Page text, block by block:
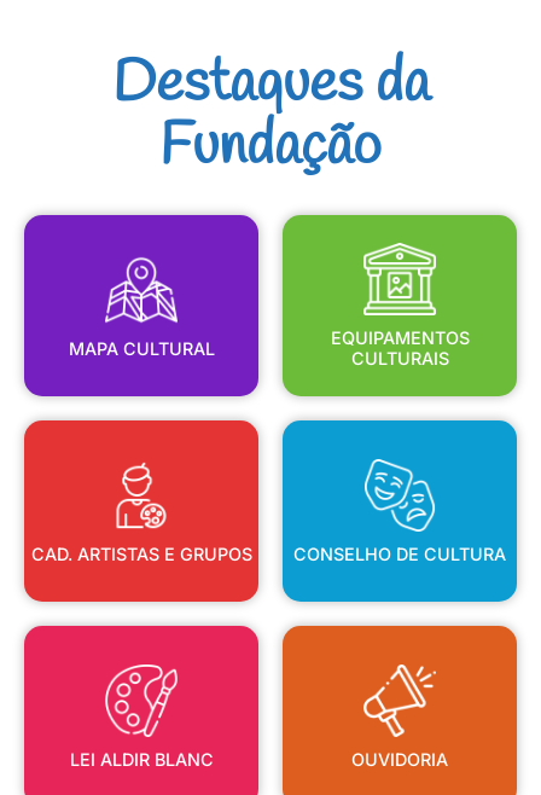
Destaques da
Fundação
MAPA CULTURAL
MAPA CULTURAL
EQUIPAMENTOS
CULTURAIS
EQUIPAMENTOS
CULTURAIS
CAD. ARTISTAS E GRUPOS
CAD. ARTISTAS E GRUPOS
CONSELHO DE CULTURA
CONSELHO DE CULTURA
LEI ALDIR BLANC
LEI ALDIR BLANC
OUVIDORIA
OUVIDORIA